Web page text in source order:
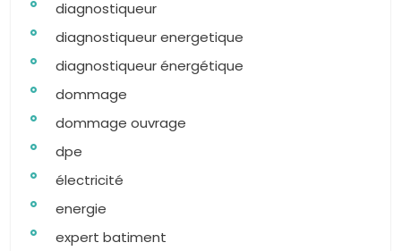
diagnostiqueur
diagnostiqueur energetique
diagnostiqueur énergétique
dommage
dommage ouvrage
dpe
électricité
energie
expert batiment